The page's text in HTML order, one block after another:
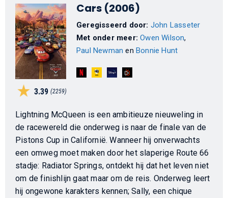
3.39 (2259)
Cars (2006)
Geregisseerd door: John Lasseter
Met onder meer:Owen Wilson,
Paul Newman enBonnie Hunt
Lightning McQueen is een ambitieuze nieuweling in
de racewereld die onderweg is naar de finale van de
Pistons Cup in Californië. Wanneer hij onverwachts
een omweg moet maken door het slaperige Route 66
stadje: Radiator Springs, ontdekt hij dat het leven niet
om de finishlijn gaat maar om de reis. Onderweg leert
hij ongewone karakters kennen; Sally, een chique